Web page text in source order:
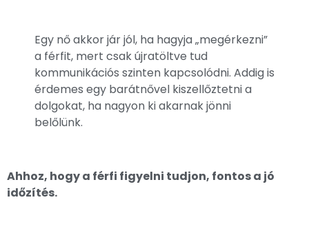
Egy nő akkor jár jól, ha hagyja „megérkezni”
a férfit, mert csak újratöltve tud
kommunikációs szinten kapcsolódni. Addig is
érdemes egy barátnővel kiszellőztetni a
dolgokat, ha nagyon ki akarnak jönni
belőlünk.
Ahhoz, hogy a férfi figyelni tudjon, fontos a jó
időzítés.